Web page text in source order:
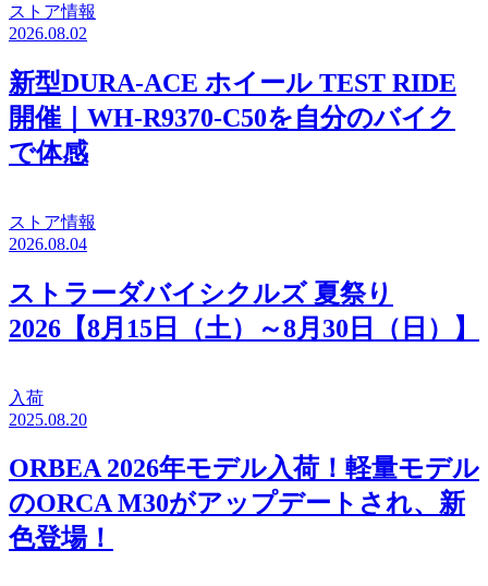
ストア情報
2026.08.02
新型DURA-ACE ホイール TEST RIDE
開催｜WH-R9370-C50を自分のバイク
で体感
ストア情報
2026.08.04
ストラーダバイシクルズ 夏祭り
2026【8月15日（土）～8月30日（日）】
入荷
2025.08.20
ORBEA 2026年モデル入荷！軽量モデル
のORCA M30がアップデートされ、新
色登場！